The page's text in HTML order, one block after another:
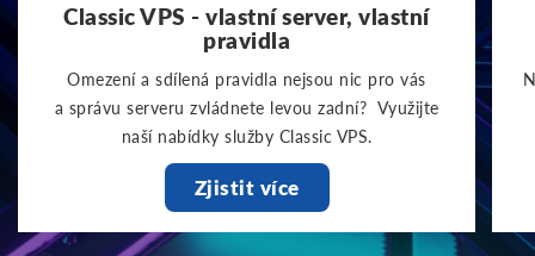
Classic VPS - vlastní server, vlastní
pravidla
Omezení a sdílená pravidla nejsou nic pro vás
a správu serveru zvládnete levou zadní? Využijte
naší nabídky služby Classic VPS.
Zjistit více